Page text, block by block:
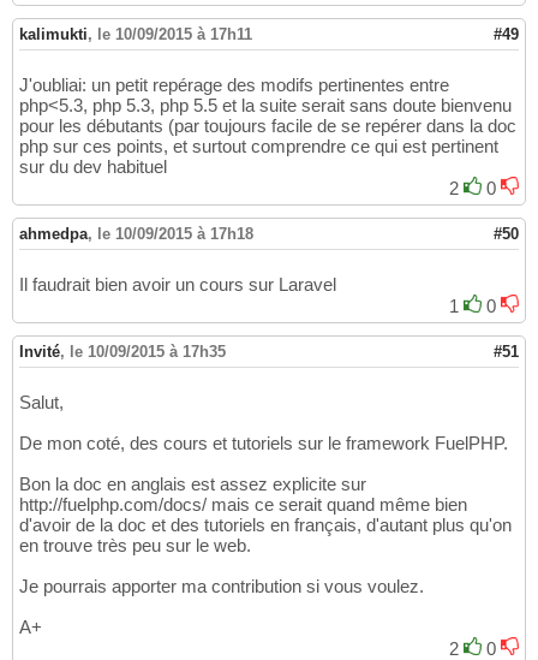
kalimukti, le 10/09/2015 à 17h11 #49
J'oubliai: un petit repérage des modifs pertinentes entre
php<5.3, php 5.3, php 5.5 et la suite serait sans doute bienvenu
pour les débutants (par toujours facile de se repérer dans la doc
php sur ces points, et surtout comprendre ce qui est pertinent
sur du dev habituel
2
0
ahmedpa, le 10/09/2015 à 17h18 #50
Il faudrait bien avoir un cours sur Laravel
1
0
Invité, le 10/09/2015 à 17h35 #51
Salut,
De mon coté, des cours et tutoriels sur le framework FuelPHP.
Bon la doc en anglais est assez explicite sur
http://fuelphp.com/docs/ mais ce serait quand même bien
d'avoir de la doc et des tutoriels en français, d'autant plus qu'on
en trouve très peu sur le web.
Je pourrais apporter ma contribution si vous voulez.
A+
2
0